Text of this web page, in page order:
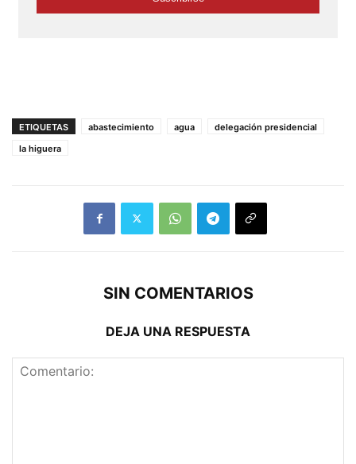
ETIQUETAS abastecimiento agua
delegación presidencial
la higuera
SIN COMENTARIOS
DEJA UNA RESPUESTA